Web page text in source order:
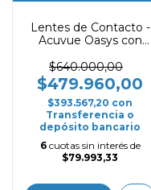
Lentes de Contacto -
Acuvue Oasys con
Promo 4 Cajas
$640.000,00
$479.960,00
$393.567,20 con
Transferencia o
depósito bancario
6 cuotas sin interés de
$79.993,33